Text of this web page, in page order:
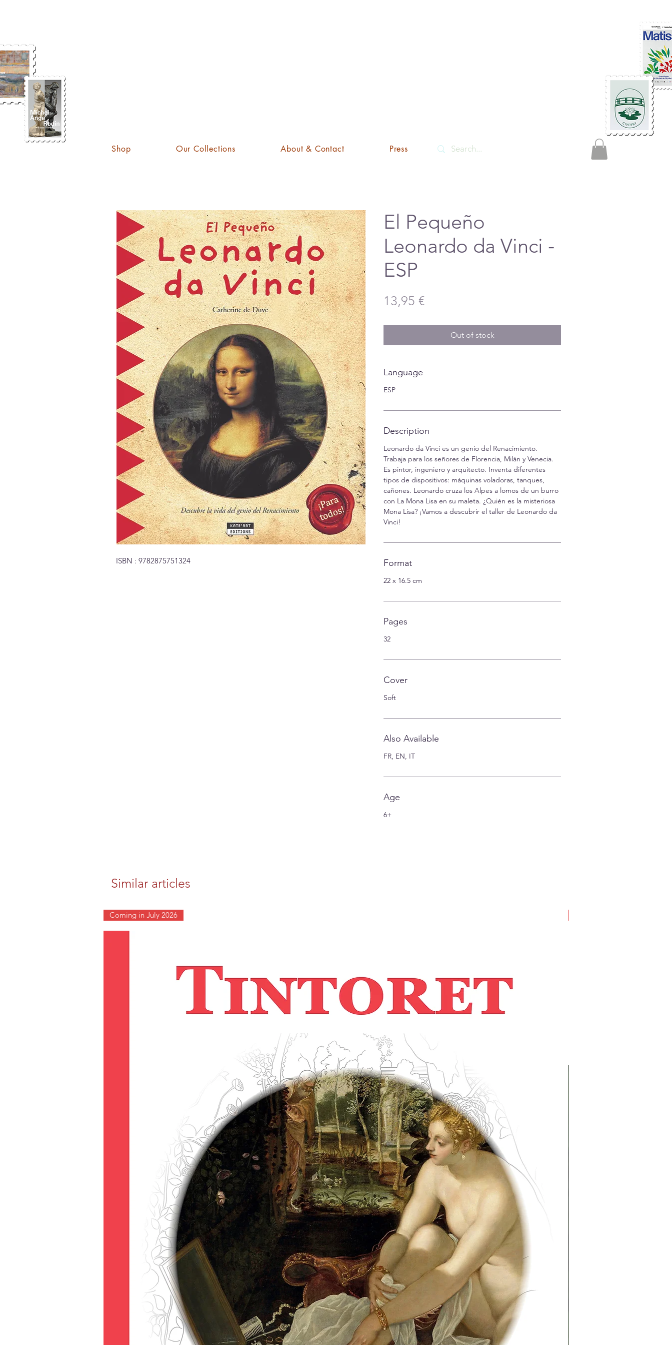
Shop Our Collections About & Contact Press
ISBN : 9782875751324
El Pequeño
Leonardo da Vinci -
ESP
13,95 €Price
Out of stock
Language
ESP
Description
Leonardo da Vinci es un genio del Renacimiento.
Trabaja para los señores de Florencia, Milán y Venecia.
Es pintor, ingeniero y arquitecto. Inventa diferentes
tipos de dispositivos: máquinas voladoras, tanques,
cañones. Leonardo cruza los Alpes a lomos de un burro
con La Mona Lisa en su maleta. ¿Quién es la misteriosa
Mona Lisa? ¡Vamos a descubrir el taller de Leonardo da
Vinci!
Format
22 x 16.5 cm
Pages
32
Cover
Soft
Also Available
FR, EN, IT
Age
6+
Similar articles
Coming in July 2026